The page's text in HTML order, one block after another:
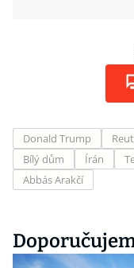
Donald Trump
Bílý dům
Írán
Abbás Arakčí